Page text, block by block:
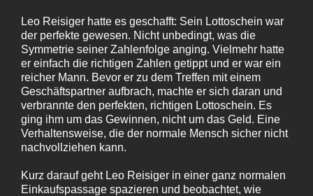
Leo Reisiger hatte es geschafft: Sein Lottoschein war
der perfekte gewesen. Nicht unbedingt, was die
Symmetrie seiner Zahlenfolge anging. Vielmehr hatte
er einfach die richtigen Zahlen getippt und er war ein
reicher Mann. Bevor er zu dem Treffen mit einem
Geschäftspartner aufbrach, machte er sich daran und
verbrannte den perfekten, richtigen Lottoschein. Es
ging ihm um das Gewinnen, nicht um das Geld. Eine
Verhaltensweise, die der normale Mensch sicher nicht
nachvollziehen kann.
Kurz darauf geht Leo Reisiger in einer ganz normalen
Einkaufspassage spazieren und beobachtet, wie